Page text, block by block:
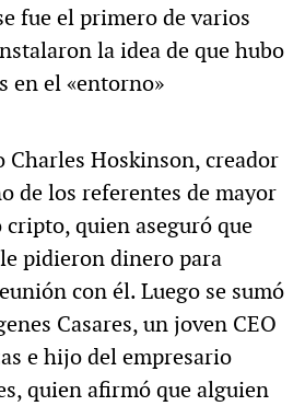
fue el primero de varios
la idea de que hubo
en el «entorno»
Charles Hoskinson, creador
de los referentes de mayor
cripto, quien aseguró que
pidieron dinero para
con él. Luego se sumó
Casares, un joven CEO
e hijo del empresario
quien afirmó que alguien